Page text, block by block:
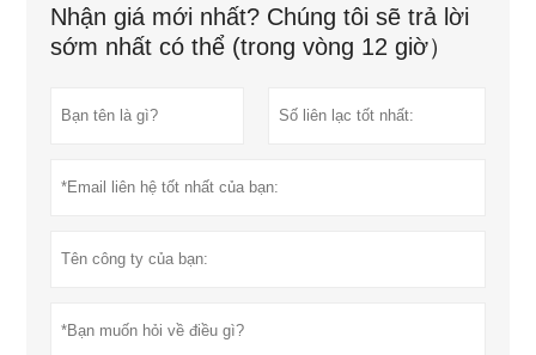
Nhận giá mới nhất? Chúng tôi sẽ trả lời
sớm nhất có thể (trong vòng 12 giờ）